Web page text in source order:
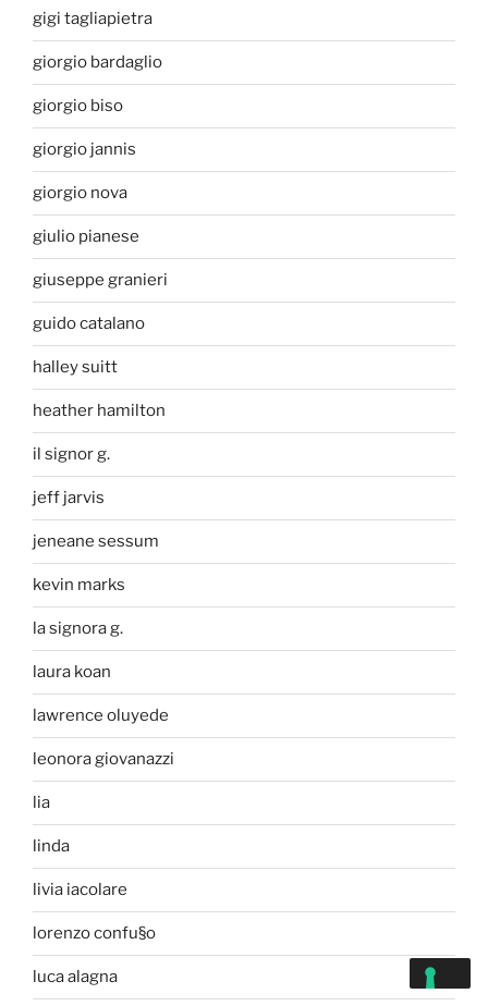
gigi tagliapietra
giorgio bardaglio
giorgio biso
giorgio jannis
giorgio nova
giulio pianese
giuseppe granieri
guido catalano
halley suitt
heather hamilton
il signor g.
jeff jarvis
jeneane sessum
kevin marks
la signora g.
laura koan
lawrence oluyede
leonora giovanazzi
lia
linda
livia iacolare
lorenzo confu§o
luca alagna